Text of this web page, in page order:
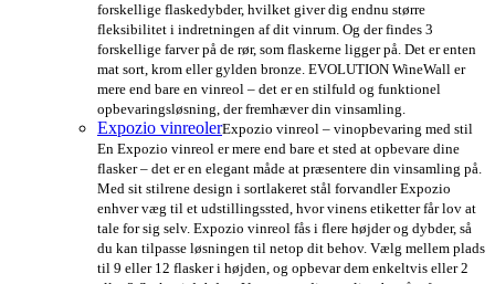
forskellige flaskedybder, hvilket giver dig endnu større
fleksibilitet i indretningen af dit vinrum. Og der findes 3
forskellige farver på de rør, som flaskerne ligger på. Det er enten
mat sort, krom eller gylden bronze. EVOLUTION WineWall er
mere end bare en vinreol – det er en stilfuld og funktionel
opbevaringsløsning, der fremhæver din vinsamling.
Expozio vinreolerExpozio vinreol – vinopbevaring med stil
En Expozio vinreol er mere end bare et sted at opbevare dine
flasker – det er en elegant måde at præsentere din vinsamling på.
Med sit stilrene design i sortlakeret stål forvandler Expozio
enhver væg til et udstillingssted, hvor vinens etiketter får lov at
tale for sig selv. Expozio vinreol fås i flere højder og dybder, så
du kan tilpasse løsningen til netop dit behov. Vælg mellem plads
til 9 eller 12 flasker i højden, og opbevar dem enkeltvis eller 2